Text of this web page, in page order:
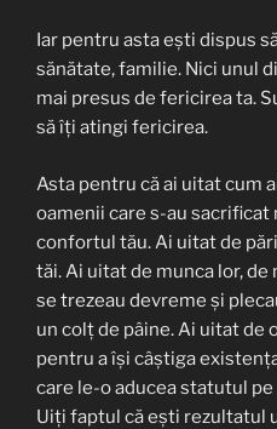
Iar pentru asta ești dispus
sănătate, familie. Nici unul
mai presus de fericirea ta.
să îți atingi fericirea.
Asta pentru că ai uitat cum
oamenii care s-au
confortul tău. Ai uitat de
tăi. Ai uitat de munca lor,
se trezeau devreme și
un colț de pâine. Ai uitat de
pentru a își câștiga
care le-o aducea statutul
Uiți faptul că ești rezultatul